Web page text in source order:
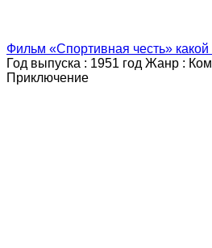
Фильм «Спортивная честь»
Год выпуска : 1951 год Жанр :
Приключение